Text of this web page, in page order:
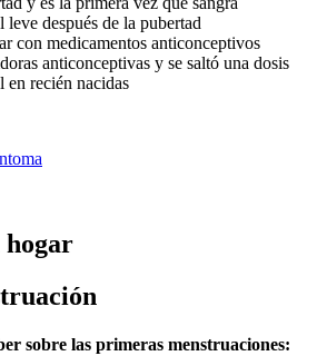
leve después de la pubertad
con medicamentos anticonceptivos
anticonceptivas y se saltó una dosis
en recién nacidas
hogar
sobre las primeras menstruaciones: